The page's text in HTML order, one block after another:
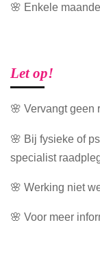
🌸 Enkele
Let op!
🌸 Vervangt geen
🌸 Bij fysieke of
specialist
🌸 Werking niet
🌸 Voor meer